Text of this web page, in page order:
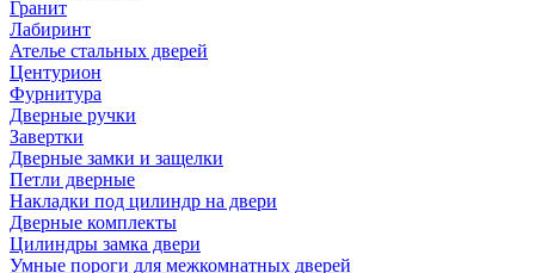
Гранит
Лабиринт
Ателье стальных дверей
Центурион
Фурнитура
Дверные ручки
Завертки
Дверные замки и защелки
Петли дверные
Накладки под цилиндр на двери
Дверные комплекты
Цилиндры замка двери
Умные пороги для межкомнатных дверей